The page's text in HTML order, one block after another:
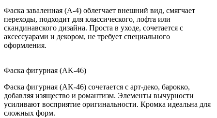
Фаска заваленная (A-4) облегчает внешний вид, смягчает
переходы, подходит для классического, лофта или
скандинавского дизайна. Проста в уходе, сочетается с
аксессуарами и декором, не требует специального
оформления.
Фаска фигурная (AK-46)
Фаска фигурная (AK-46) сочетается с арт-деко, барокко,
добавляя изящество и романтизм. Элементы вычурности
усиливают восприятие оригинальности. Кромка идеальна для
сложных форм.